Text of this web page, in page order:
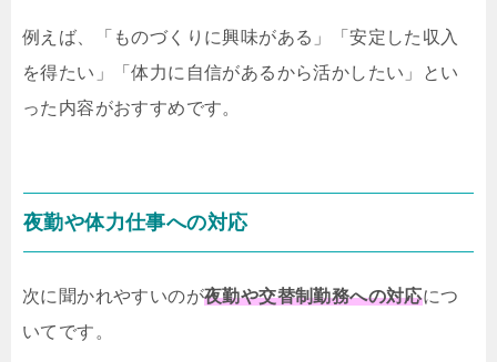
例えば、「ものづくりに興味がある」「安定した収入
を得たい」「体力に自信があるから活かしたい」とい
った内容がおすすめです。
夜勤や体力仕事への対応
次に聞かれやすいのが夜勤や交替制勤務への対応につ
いてです。